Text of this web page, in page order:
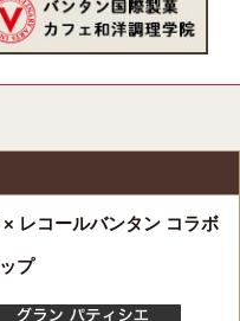
× レコールバンタン コラボ
プ